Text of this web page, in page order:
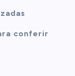
conferir